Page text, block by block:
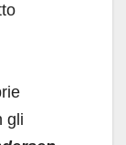
gli